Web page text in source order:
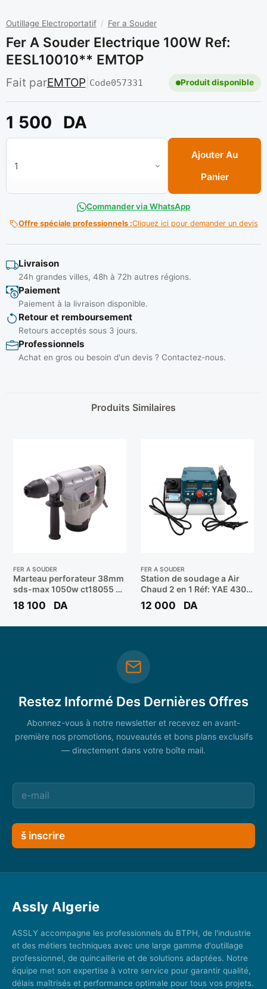
Outillage Electroportatif / Fer a Souder
Fer A Souder Electrique 100W Ref:
EESL10010** EMTOP
Fait parEMTOP Code057331 Produit disponible
1 500 DA
quantité de Fer a souder Electrique 100W Ref: EESL10010**
Ajouter Au
Panier
Commander via WhatsApp
Offre spéciale professionnels :Cliquez ici pour demander un devis
Livraison
24h grandes villes, 48h à 72h autres régions.
Paiement
Paiement à la livraison disponible.
Retour et remboursement
Retours acceptés sous 3 jours.
Professionnels
Achat en gros ou besoin d'un devis ? Contactez-nous.
Produits Similaires
FER A SOUDER
Marteau perforateur 38mm
sds-max 1050w ct18055 **
CROWN
18 100 DA
FER A SOUDER
Station de soudage a Air
Chaud 2 en 1 Réf: YAE 4300
** HONEST PRO
12 000 DA
Restez Informé Des Dernières Offres
Abonnez-vous à notre newsletter et recevez en avant-
première nos promotions, nouveautés et bons plans exclusifs
— directement dans votre boîte mail.
š inscrire
Assly Algerie
ASSLY accompagne les professionnels du BTPH, de l'industrie
et des métiers techniques avec une large gamme d'outillage
professionnel, de quincaillerie et de solutions adaptées. Notre
équipe met son expertise à votre service pour garantir qualité,
délais maîtrisés et performance optimale pour tous vos projets.